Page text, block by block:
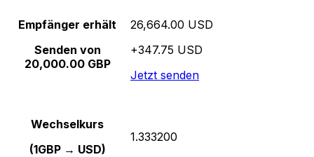
Empfänger erhält
Senden von
20,000.00 GBP
26,664.00 USD
+347.75 USD
Jetzt senden
Wechselkurs
(1GBP → USD)
1.333200